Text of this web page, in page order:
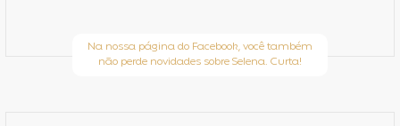
Na nossa página do Facebook, você também
não perde novidades sobre Selena. Curta!